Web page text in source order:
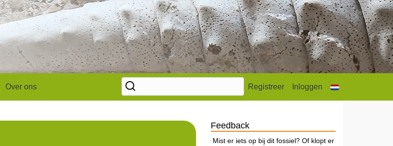
Over ons Registreer Inloggen
Feedback
Mist er iets op bij dit fossiel? Of klopt er